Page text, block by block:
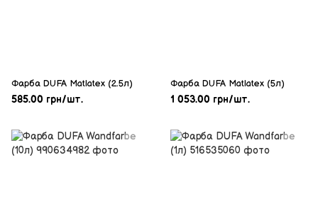
Фарба DUFA Matlatex (2.5л)
585.00 грн/шт.
Фарба DUFA Matlatex (5л)
1 053.00 грн/шт.